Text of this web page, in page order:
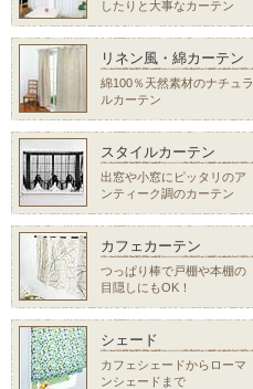
したりと大事なカーテン
リネン風・綿カーテン
綿100％天然素材のナチュラ
ルカーテン
スタイルカーテン
出窓や小窓にピッタリのア
ンティーク調のカーテン
カフェカーテン
つっぱり棒で戸棚や本棚の
目隠しにもOK！
シェード
カフェシェードからローマ
ンシェードまで